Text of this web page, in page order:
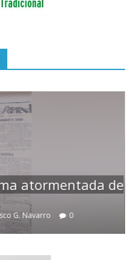
atormentada de
G. Navarro 0